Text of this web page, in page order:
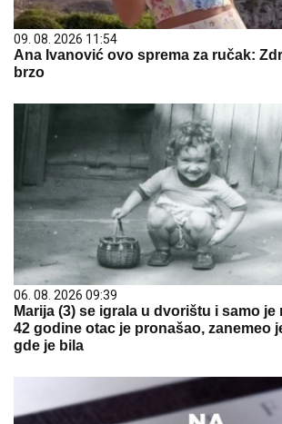
09. 08. 2026 11:54
Ana Ivanović ovo sprema za ručak:
brzo
06. 08. 2026 09:39
Marija (3) se igrala u dvorištu i samo je
42 godine otac je pronašao, zanemeo
gde je bila